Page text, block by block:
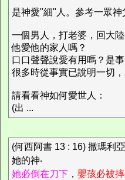
是神愛"細"人。參考一眾神
一個男人，打老婆，回大
他愛他的家人嗎？
口口聲聲說愛有用嗎？是事
很多時從事實已說明一切
請看看神如何愛世人：
(出 ...
(何西阿書 13 : 16) 撒瑪利
她的神‧
她必倒在刀下 ， 嬰孩必被